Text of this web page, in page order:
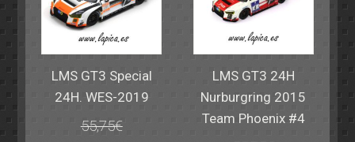
LMS GT3 Special
24H. WES-2019
55,75€
LMS GT3 24H
Nurburgring 2015
Team Phoenix #4